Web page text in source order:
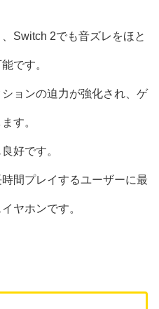
Switch 2でも音ズレをほと
です。
ョンの迫力が強化され、ゲ
す。
好です。
間プレイするユーザーに最
ヤホンです。